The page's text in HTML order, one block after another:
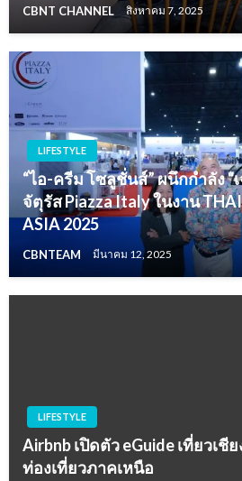
CBNT CHANNEL สิงหาคม 7, 2025
LIFESTYLE
“ไอ-ครีม โซลูชั่นส์” ผนึกกำลัง “เ
จัตุรัส Piazza Italy ในงาน
ASIA 2025
CBNTEAM มีนาคม 12, 2025
LIFESTYLE
Airbnb เปิดตัว eGuide เที่ยวเชี
ท่องเที่ยวภาคเหนือ